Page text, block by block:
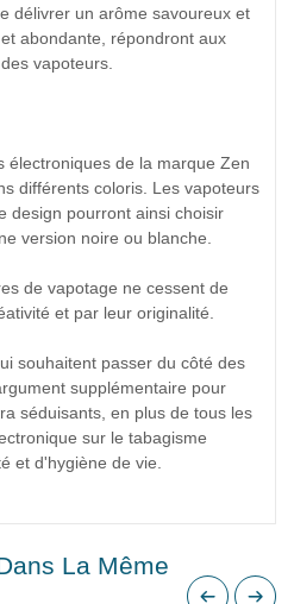
délivrer un arôme savoureux et
abondante, répondront aux
vapoteurs.
électroniques de la marque Zen
différents coloris. Les vapoteurs
design pourront ainsi choisir
version noire ou blanche.
de vapotage ne cessent de
et par leur originalité.
souhaitent passer du côté des
supplémentaire pour
séduisants, en plus de tous les
sur le tabagisme
et d'hygiène de vie.
La Même